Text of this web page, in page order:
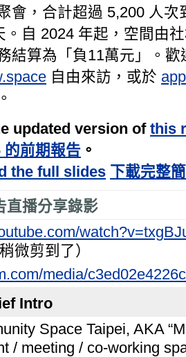
會，合計超過 5,200 人次
。自 2024 年起，空間由
結算為「負11萬元」。歡
自由來訪，或於
updated version of this
的前期報告 。
the full slides 下載完整
直播分享錄影
微剪到了）
media/
Intro
Space Taipei, AKA
/ meeting / co-working